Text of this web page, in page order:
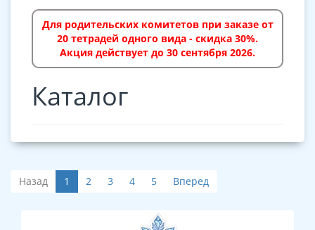
Для родительских комитетов при заказе от
20 тетрадей одного вида - скидка 30%.
Акция действует до 30 сентября 2026.
Каталог
Назад 1 2 3 4 5 Вперед